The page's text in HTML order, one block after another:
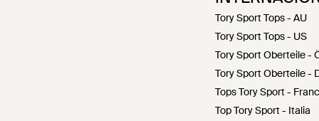
Tory Sport Tops - AU
Tory Sport Tops - US
Tory Sport Oberteile -
Tory Sport Oberteile -
Tops Tory Sport -
Top Tory Sport - Italia